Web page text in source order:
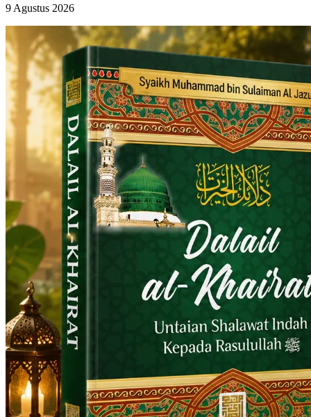
9 Agustus 2026